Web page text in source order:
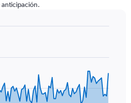
anticipación.